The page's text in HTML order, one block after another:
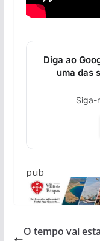
Diga ao
uma das
Siga-
pub
O tempo vai